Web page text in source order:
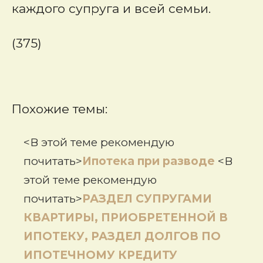
каждого супруга и всей семьи.
(375)
Похожие темы:
<В этой теме рекомендую
почитать>Ипотека при разводе <В
этой теме рекомендую
почитать>РАЗДЕЛ СУПРУГАМИ
КВАРТИРЫ, ПРИОБРЕТЕННОЙ В
ИПОТЕКУ, РАЗДЕЛ ДОЛГОВ ПО
ИПОТЕЧНОМУ КРЕДИТУ